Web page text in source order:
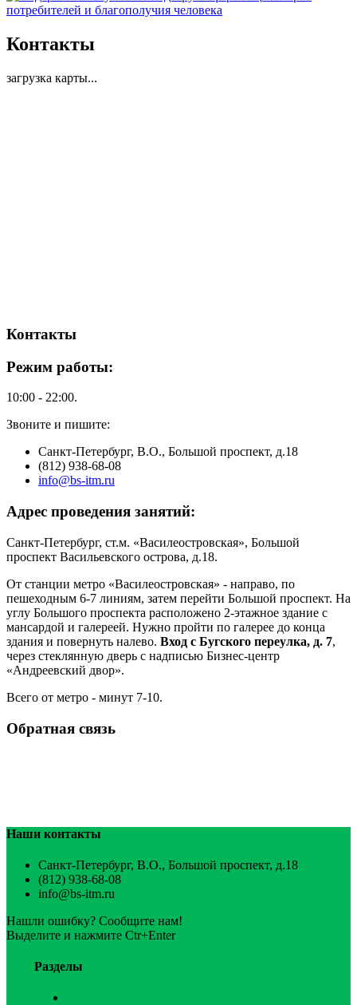
Контакты
загрузка карты...
Контакты
Режим работы:
10:00 - 22:00.
Звоните и пишите:
Санкт-Петербург, В.О., Большой проспект, д.18
(812) 938-68-08
info@bs-itm.ru
Адрес проведения занятий:
Санкт-Петербург, ст.м. «Василеостровская», Большой
проспект Васильевского острова, д.18.
От станции метро «Василеостровская» - направо, по
пешеходным 6-7 линиям, затем перейти Большой проспект. На
углу Большого проспекта расположено 2-этажное здание с
мансардой и галереей. Нужно пройти по галерее до конца
здания и повернуть налево. Вход с Бугского переулка, д. 7,
через стеклянную дверь с надписью Бизнес-центр
«Андреевский двор».
Всего от метро - минут 7-10.
Обратная связь
Наши контакты
Санкт-Петербург, В.О., Большой проспект, д.18
(812) 938-68-08
info@bs-itm.ru
Нашли ошибку? Сообщите нам!
Выделите и нажмите Ctr+Enter
Разделы